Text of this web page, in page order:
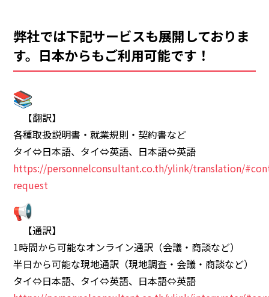
弊社では下記サービスも展開しておりま
す。日本からもご利用可能です！
【翻訳】
各種取扱説明書・就業規則・契約書など
タイ⇔日本語、タイ⇔英語、日本語⇔英語
https://personnelconsultant.co.th/ylink/translation/
request
【通訳】
1時間から可能なオンライン通訳（会議・商談など）
半日から可能な現地通訳（現地調査・会議・商談など）
タイ⇔日本語、タイ⇔英語、日本語⇔英語